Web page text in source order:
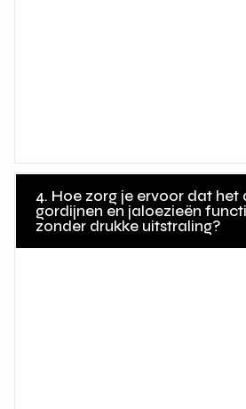
4. Hoe zorg je ervoor dat het
gordijnen en jaloezieën
zonder drukke uitstraling?